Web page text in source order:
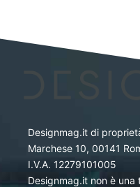
Designmag.it di
Marchese 10, 00141
I.V.A. 12279101005
Designmag.it non è